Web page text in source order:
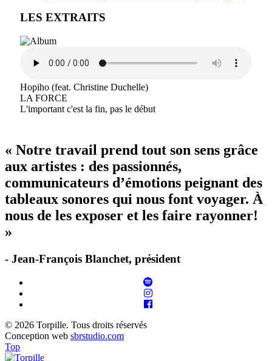
LES EXTRAITS
Hopiho (feat. Christine Duchelle)
LA FORCE
L'important c'est la fin, pas le début
« Notre travail prend tout son sens grâce
aux artistes : des passionnés,
communicateurs d’émotions peignant des
tableaux sonores qui nous font voyager. À
nous de les exposer et les faire rayonner!
»
- Jean-François Blanchet, président
© 2026 Torpille. Tous droits réservés
Conception web sbrstudio.com
Top